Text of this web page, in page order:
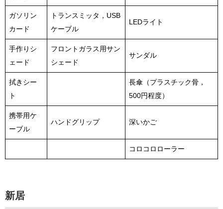
ガソリン
カード
トランスミッタ，USB
ケーブル
LEDライト
手作りシ
ェード
フロントガラス用サン
シェード
サンダル
拭きシー
ト
長傘（プラスチック骨，
500円程度）
携帯用ケ
ーブル
ハンドグリップ 深いかご
コロコロローラー
新居